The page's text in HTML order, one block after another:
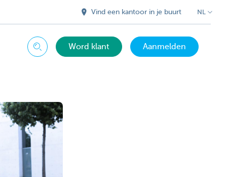
Vind een kantoor in je buurt NL
Zoeken Word klant Aanmelden